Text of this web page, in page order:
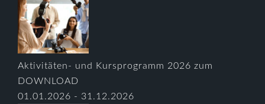
Aktivitäten- und Kursprogramm 2026 zum
DOWNLOAD
01.01.2026 - 31.12.2026